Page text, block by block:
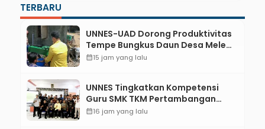
TERBARU
UNNES-UAD Dorong Produktivitas
Tempe Bungkus Daun Desa Meles,
Bantu Mesin dan Pendampingan
calendar_month15 jam yang lalu
UNNES Tingkatkan Kompetensi
Guru SMK TKM Pertambangan
Kebumen melalui Desain Green
calendar_month16 jam yang lalu